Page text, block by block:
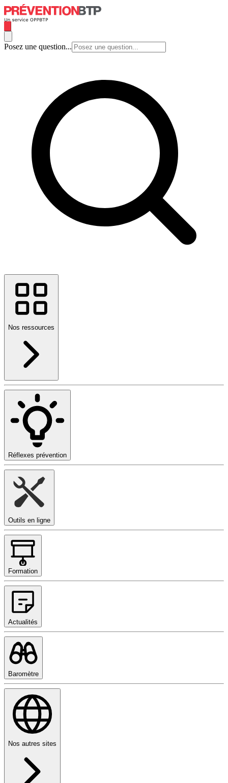
Posez une question...
Nos ressources
Réflexes prévention
Outils en ligne
Formation
Actualités
Baromètre
Nos autres sites